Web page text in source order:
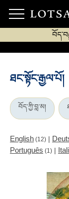
ཐང་སྟོང་རྒྱལ་པོ།
བོད་ཀྱི་བླ་མ།
English (12) |
Português (1) |